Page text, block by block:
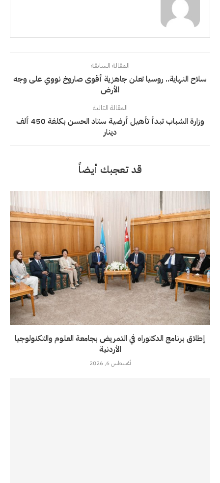
المقالة السابقة
سلاح النهاية.. روسيا تعلن جاهزية أقوى صاروخ نووي على وجه
الأرض
المقالة التالية
وزارة الشباب تبدأ تأهيل أرضية ستاد الحسن بكلفة 450 ألف
دينار
قد تعجبك أيضاً
إطلاق برنامج الدكتوراه في التمريض بجامعة العلوم والتكنولوجيا
الأردنية
أغسطس 6, 2026